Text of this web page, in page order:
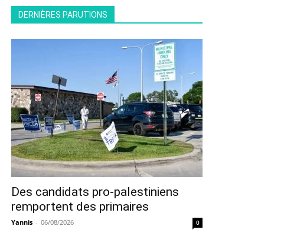
DERNIÈRES PARUTIONS
Des candidats pro-palestiniens
remportent des primaires
Yannis - 06/08/2026 0